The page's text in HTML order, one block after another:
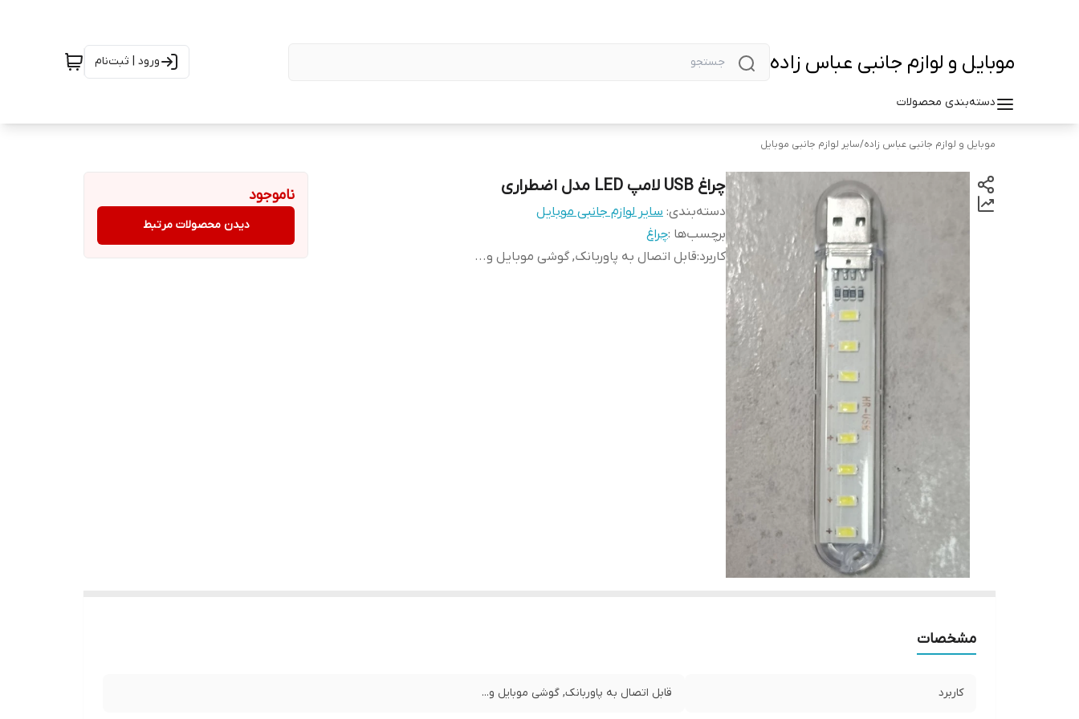
موبایل و لوازم جانبی عباس زاده ورود | ثبت‌نام
دسته‌بندی محصولات
موبایل و لوازم جانبی عباس زاده/سایر لوازم جانبی موبایل
چراغ USB لامپ LED مدل اضطراری
دسته‌بندی: سایر لوازم جانبی موبایل
برچسب‌ها :چراغ
کاربرد:قابل اتصال به پاوربانک, گوشی موبایل و...
ناموجود
دیدن محصولات مرتبط
مشخصات
کاربرد قابل اتصال به پاوربانک, گوشی موبایل و...